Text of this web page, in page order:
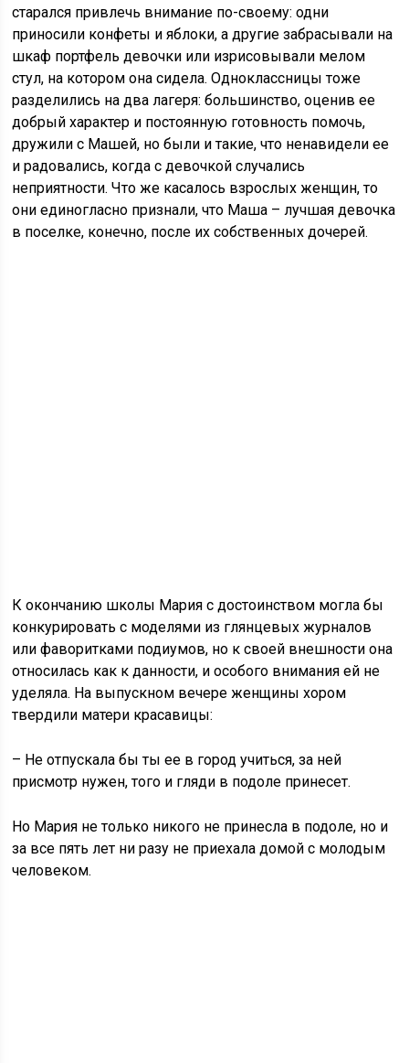
старался привлечь внимание по-своему: одни
приносили конфеты и яблоки, а другие забрасывали на
шкаф портфель девочки или изрисовывали мелом
стул, на котором она сидела. Одноклассницы тоже
разделились на два лагеря: большинство, оценив ее
добрый характер и постоянную готовность помочь,
дружили с Машей, но были и такие, что ненавидели ее
и радовались, когда с девочкой случались
неприятности. Что же касалось взрослых женщин, то
они единогласно признали, что Маша – лучшая девочка
в поселке, конечно, после их собственных дочерей.
К окончанию школы Мария с достоинством могла бы
конкурировать с моделями из глянцевых журналов
или фаворитками подиумов, но к своей внешности она
относилась как к данности, и особого внимания ей не
уделяла. На выпускном вечере женщины хором
твердили матери красавицы:
– Не отпускала бы ты ее в город учиться, за ней
присмотр нужен, того и гляди в подоле принесет.
Но Мария не только никого не принесла в подоле, но и
за все пять лет ни разу не приехала домой с молодым
человеком.